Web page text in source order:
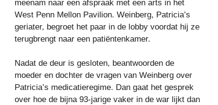
meenam naar een afspraak met een arts in het
West Penn Mellon Pavilion. Weinberg, Patricia’s
geriater, begroet het paar in de lobby voordat hij ze
terugbrengt naar een patiëntenkamer.
Nadat de deur is gesloten, beantwoorden de
moeder en dochter de vragen van Weinberg over
Patricia’s medicatieregime. Dan gaat het gesprek
over hoe de bijna 93-jarige vaker in de war lijkt dan